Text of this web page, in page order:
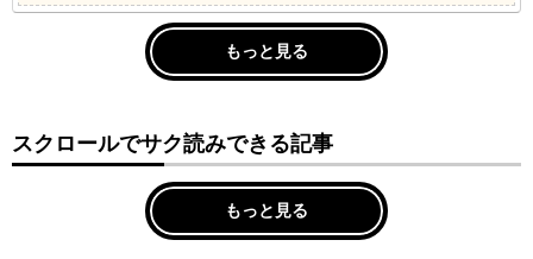
もっと見る
スクロールでサク読みできる記事
もっと見る